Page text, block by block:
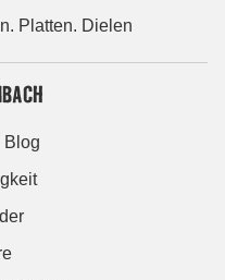
Platten. Dielen
Blog